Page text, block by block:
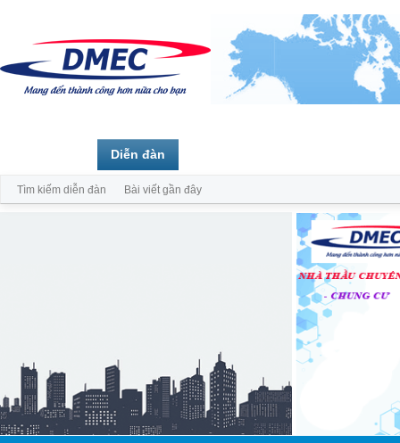
Diễn đàn
Tìm kiếm diễn đàn Bài viết gần đây